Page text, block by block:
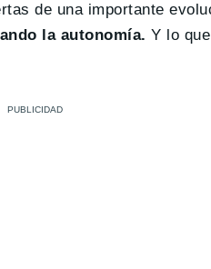
de una importante
la autonomía. Y lo